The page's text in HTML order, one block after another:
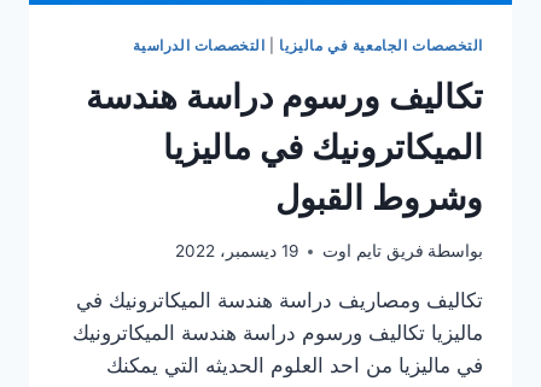
التخصصات الجامعية في ماليزيا التخصصات الدراسية
تكاليف ورسوم دراسة هندسة
الميكاترونيك في ماليزيا
وشروط القبول
بواسطة فريق تايم اوت 19 ديسمبر، 2022
تكاليف ومصاريف دراسة هندسة الميكاترونيك في
ماليزيا تكاليف ورسوم دراسة هندسة الميكاترونيك
في ماليزيا من احد العلوم الحديثه التي يمكنك